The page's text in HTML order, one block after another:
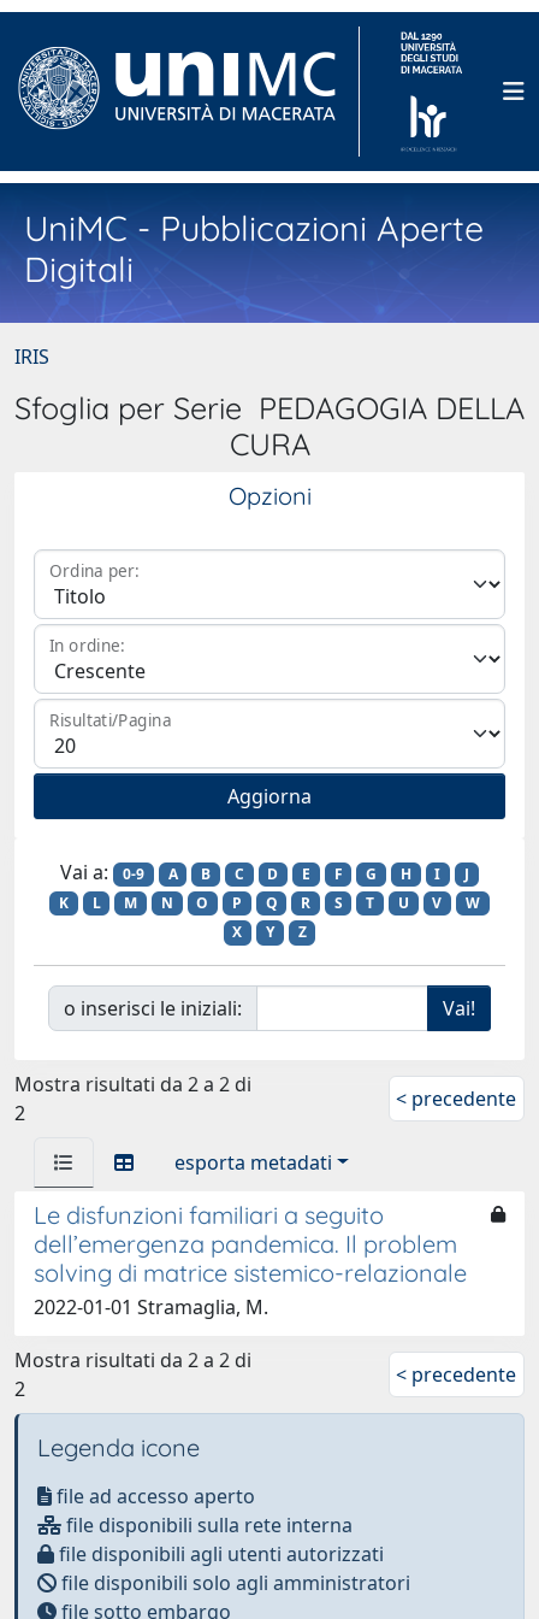
UniMC - Pubblicazioni Aperte
Digitali
IRIS
Sfoglia per Serie PEDAGOGIA DELLA
CURA
Opzioni
Ordina per:
In ordine:
Risultati/Pagina
Vai a: 0-9 A B C D E F G H I
J
K
L M N O P Q R S T U V
W
X
Y Z
o inserisci le iniziali:
Mostra risultati da 2 a 2 di
2
< precedente
esporta metadati
Le disfunzioni familiari a seguito
dell’emergenza pandemica. Il problem
solving di matrice sistemico-relazionale
2022-01-01 Stramaglia, M.
Mostra risultati da 2 a 2 di
2
< precedente
Legenda icone
file ad accesso aperto
file disponibili sulla rete interna
file disponibili agli utenti autorizzati
file disponibili solo agli amministratori
file sotto embargo